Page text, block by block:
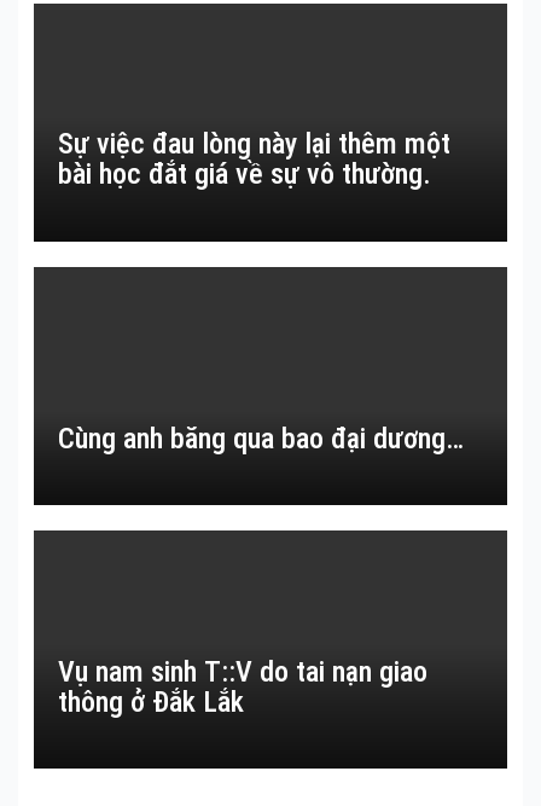
Sự việc đau lòng này lại thêm một
bài học đắt giá về sự vô thường.
Cùng anh băng qua bao đại dương…
Vụ nam sinh T::V do tai nạn giao
thông ở Đắk Lắk